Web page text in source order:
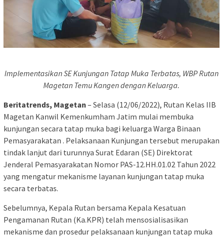
Implementasikan SE Kunjungan Tatap Muka Terbatas, WBP Rutan
Magetan Temu Kangen dengan Keluarga.
Beritatrends, Magetan – Selasa (12/06/2022), Rutan Kelas IIB
Magetan Kanwil Kemenkumham Jatim mulai membuka
kunjungan secara tatap muka bagi keluarga Warga Binaan
Pemasyarakatan . Pelaksanaan Kunjungan tersebut merupakan
tindak lanjut dari turunnya Surat Edaran (SE) Direktorat
Jenderal Pemasyarakatan Nomor PAS-12.HH.01.02 Tahun 2022
yang mengatur mekanisme layanan kunjungan tatap muka
secara terbatas.
Sebelumnya, Kepala Rutan bersama Kepala Kesatuan
Pengamanan Rutan (Ka.KPR) telah mensosialisasikan
mekanisme dan prosedur pelaksanaan kunjungan tatap muka